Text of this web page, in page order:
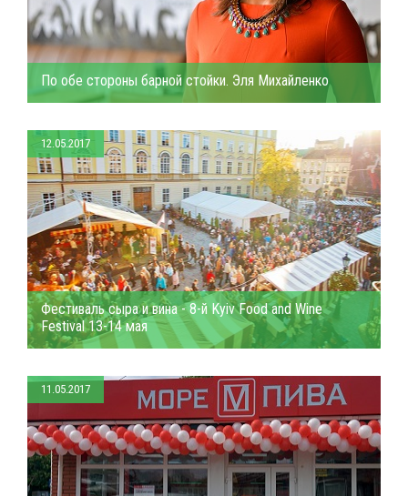
По обе стороны барной стойки. Эля Михайленко
Фестиваль сыра и вина - 8-й Kyiv Food and Wine
Festival 13-14 мая
12.05.2017
11.05.2017